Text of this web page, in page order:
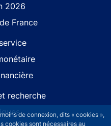
de connexion, dits « cookies »,
cookies sont nécessaires au
2026
France
recherche